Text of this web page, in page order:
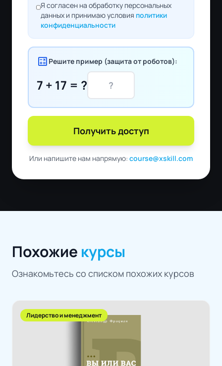
Я согласен на обработку персональных
данных и принимаю условия политики
конфиденциальности
calculate Решите пример (защита от роботов):
7 + 17 = ?
Получить доступ
Или напишите нам напрямую: course@xskill.com
Похожие курсы
Ознакомьтесь со списком похожих курсов
Лидерство и менеджмент